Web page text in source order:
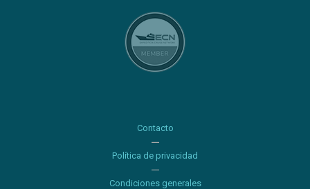
Contacto
Política de privacidad
Condiciones generales